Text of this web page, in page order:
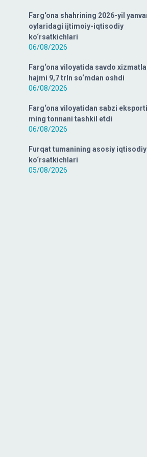
Farg‘ona shahrining 2026-yil
oylaridagi ijtimoiy-iqtisodiy
ko‘rsatkichlari
06/08/2026
Farg‘ona viloyatida savdo
hajmi 9,7 trln so‘mdan oshdi
06/08/2026
Farg‘ona viloyatidan sabzi
ming tonnani tashkil etdi
06/08/2026
Furqat tumanining asosiy iqtisodiy
ko‘rsatkichlari
05/08/2026